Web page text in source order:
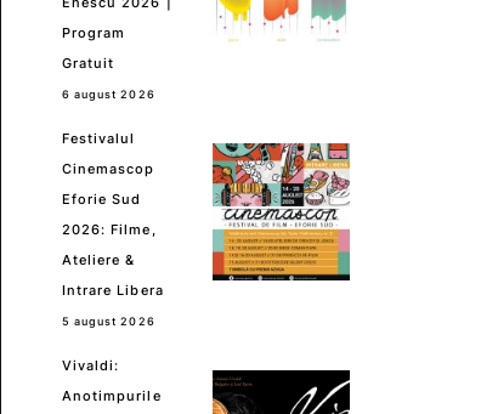
Program
Gratuit
6 august 2026
Festivalul
Cinemascop
Eforie Sud
2026: Filme,
Ateliere &
Intrare Libera
5 august 2026
Vivaldi:
Anotimpurile